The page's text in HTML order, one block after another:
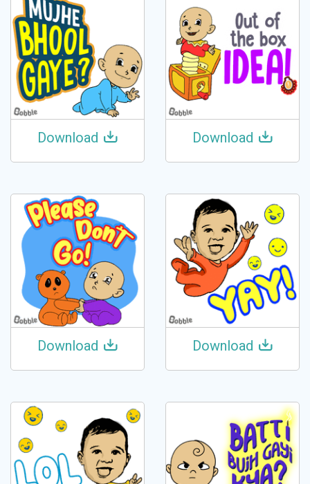
Download Download
Download Download